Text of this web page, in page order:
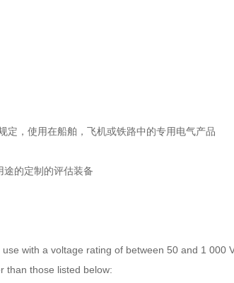
定，使用在船舶，飞机或铁路中的专用电气产品
途的定制的评估装备
with a voltage rating of between 50 and 1 000
than those listed below: